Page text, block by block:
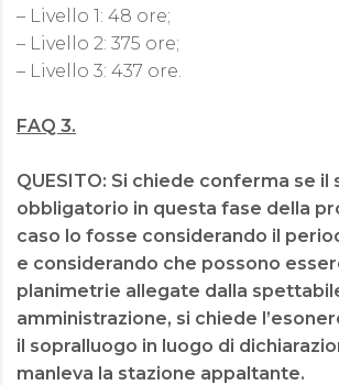
– Livello 1: 48 ore;
– Livello 2: 375 ore;
– Livello 3: 437 ore.
FAQ 3.
QUESITO: Si chiede conferma se il
obbligatorio in questa fase della
caso lo fosse considerando il
e considerando che possono
planimetrie allegate dalla
amministrazione, si chiede
il sopralluogo in luogo di
manleva la stazione appaltante.